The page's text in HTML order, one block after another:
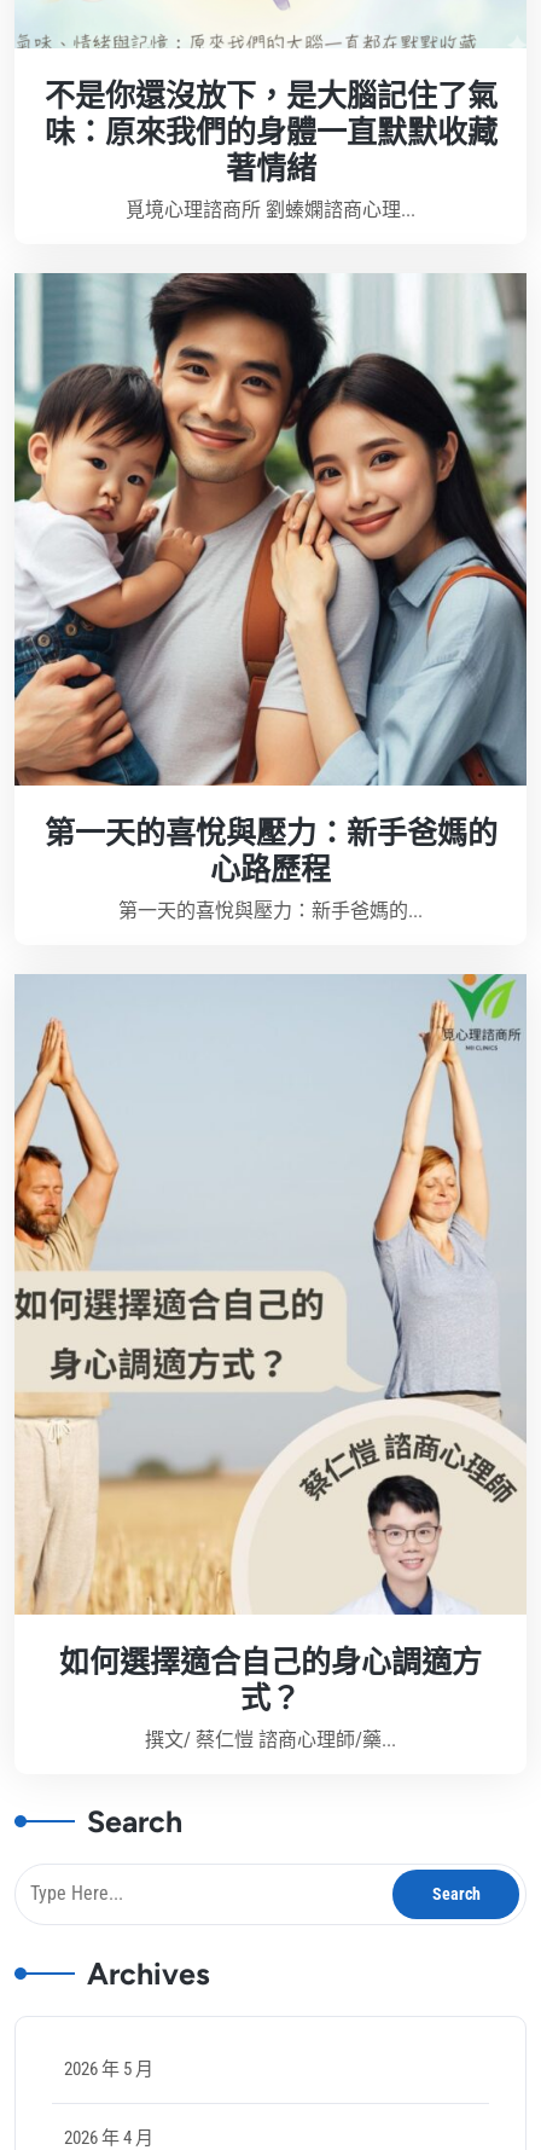
不是你還沒放下，是大腦記住了氣
味：原來我們的身體一直默默收藏
著情緒
覓境心理諮商所 劉螓嫻諮商心理...
第一天的喜悅與壓力：新手爸媽的
心路歷程
第一天的喜悅與壓力：新手爸媽的...
如何選擇適合自己的身心調適方
式？
撰文/ 蔡仁愷 諮商心理師/藥...
Search
Archives
2026 年 5 月
2026 年 4 月